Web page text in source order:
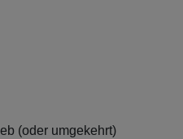
(oder umgekehrt)